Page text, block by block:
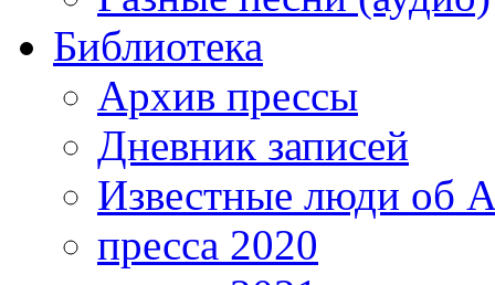
Библиотека
Архив прессы
Дневник записей
Известные люди об
пресса 2020